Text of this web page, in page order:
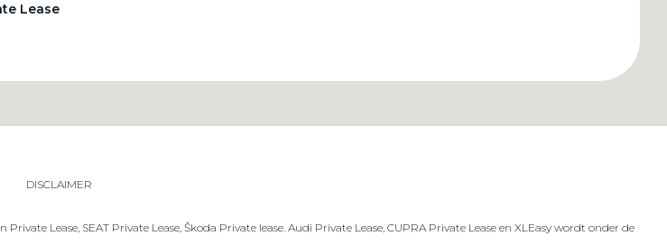
Lease
DISCLAIMER
Lease, SEAT Private Lease, Škoda Private lease. Audi Private Lease, CUPRA Private Lease en XLEasy wordt onder de